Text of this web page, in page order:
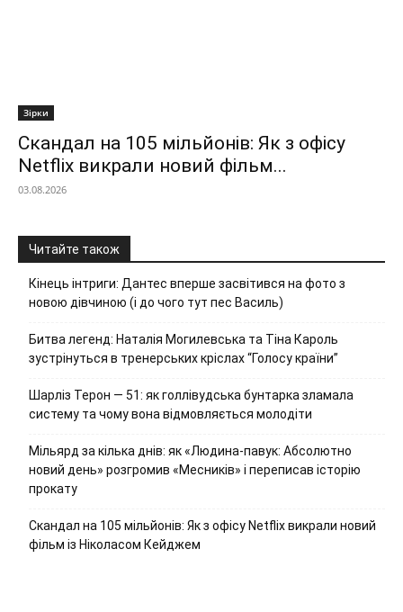
Зірки
Скандал на 105 мільйонів: Як з офісу
Netflix викрали новий фільм...
03.08.2026
Читайте також
Кінець інтриги: Дантес вперше засвітився на фото з
новою дівчиною (і до чого тут пес Василь)
Битва легенд: Наталія Могилевська та Тіна Кароль
зустрінуться в тренерських кріслах “Голосу країни”
Шарліз Терон — 51: як голлівудська бунтарка зламала
систему та чому вона відмовляється молодіти
Мільярд за кілька днів: як «Людина-павук: Абсолютно
новий день» розгромив «Месників» і переписав історію
прокату
Скандал на 105 мільйонів: Як з офісу Netflix викрали новий
фільм із Ніколасом Кейджем